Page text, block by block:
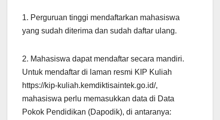
1. Perguruan tinggi mendaftarkan mahasiswa
yang sudah diterima dan sudah daftar ulang.
2. Mahasiswa dapat mendaftar secara mandiri.
Untuk mendaftar di laman resmi KIP Kuliah
https://kip-kuliah.kemdiktisaintek.go.id/,
mahasiswa perlu memasukkan data di Data
Pokok Pendidikan (Dapodik), di antaranya: